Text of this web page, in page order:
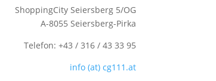
ShoppingCity Seiersberg 5/OG
A-8055 Seiersberg-Pirka
Telefon: +43 / 316 / 43 33 95
info (at) cg111.at